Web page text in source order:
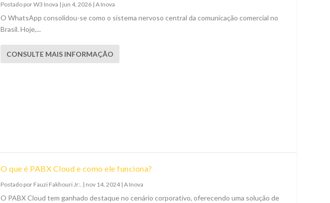
Postado porW3 Inova | jun 4, 2026 | A Inova
O WhatsApp consolidou-se como o sistema nervoso central da comunicação comercial no
Brasil. Hoje,...
CONSULTE MAIS INFORMAÇÃO
O que é PABX Cloud e como ele funciona?
Postado por Fauzi Fakhouri Jr:. | nov 14, 2024| A Inova
O PABX Cloud tem ganhado destaque no cenário corporativo, oferecendo uma solução de